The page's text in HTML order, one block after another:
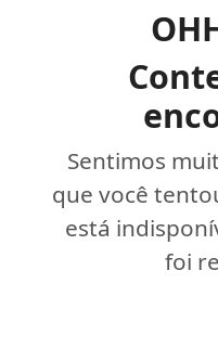
Sentimos
que você
está
foi